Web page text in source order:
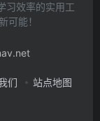
习效率的实用工
可能！
们
站点地图